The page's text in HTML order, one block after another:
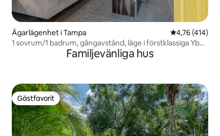
Ägarlägenhet i Tampa 4,76 av 5 i
4,76 (414)
1 sovrum/1 badrum, gångavstånd, läge i förstklassiga Ybor
Familjevänliga hus
Gästfavorit
Gästfavorit